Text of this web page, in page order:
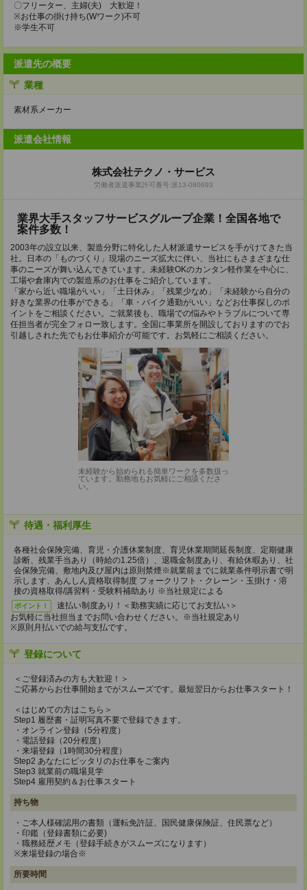
〇フリーター、主婦(夫) 大歓迎！
※お仕事の掛け持ち(Wワーク)不可
※学生不可
派遣先の概要
業種
素材系メーカー
派遣会社情報
株式会社テクノ・サービス
労働者派遣事業許可番号:派13-080693
業界大手スタッフサービスグループ企業！全国各地で
案件多数！
2003年の設立以来、製造分野に特化した人材派遣サービスを手がけてきた当
社。日本の「ものづくり」現場のニーズ拡大に伴い、当社にもさまざまな仕
事のニーズが舞い込んできています。未経験OKのカンタン軽作業を中心に、
工場や倉庫内での製造系のお仕事をご紹介しています。
「家から近い職場がいい」「土日休み」「残業少なめ」「未経験から自分の
好きな業界の仕事ができる」「車・バイク通勤がいい」などお仕事探しのポ
イントをご相談ください。ご就業後も、職場での悩みやトラブルについて専
任担当者が完全フォロー致します。全国に事業所を開設しておりますのでお
引越しされた先でもお仕事紹介が可能です。お気軽にご相談ください。
未経験から始められる簡単ワークを多数扱っ
ています。勤務地もお気軽にご相談くださ
い。
待遇・福利厚生
各種社会保険完備、育児・介護休業制度、育児休業期間延長制度、定期健康
診断、残業手当あり（時給の1.25倍）、退職金制度あり、有給休暇あり、社
会保険完備、敷地内及び屋内は原則禁煙※就業前までに就業条件明示書で明
示します、あんしん資格取得制度 フォークリフト・クレーン・玉掛け・溶
接の資格取得/講習料・受験料補助あり ※当社規定による
ポイント！
速払い制度あり！＜勤務実績に応じてお支払い＞
お気軽に当社担当までお問い合わせください。※当社規定あり
※原則月払いでの給与支払です。
登録について
＜ご登録済みの方も大歓迎！＞
ご応募からお仕事開始までがスムーズです。最短翌日からお仕事スタート！
＜はじめての方はこちら＞
Step1 履歴書・証明写真不要で登録できます。
・オンライン登録（5分程度）
・電話登録（20分程度）
・来場登録（1時間30分程度）
Step2 あなたにピッタリのお仕事をご案内
Step3 就業前の職場見学
Step4 雇用契約＆お仕事スタート
持ち物
・ご本人様確認用の書類（運転免許証、国民健康保険証、住民票など）
・印鑑（登録書類に必要)
・職務経歴メモ（登録手続きがスムーズになります）
※来場登録の場合※
所要時間